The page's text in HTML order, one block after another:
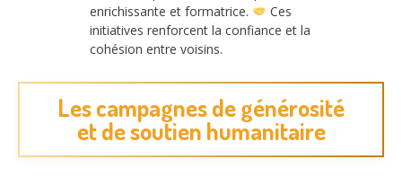
enrichissante et formatrice.
Ces
initiatives renforcent la confiance et la
cohésion entre voisins.
Les campagnes de générosité
et de soutien humanitaire